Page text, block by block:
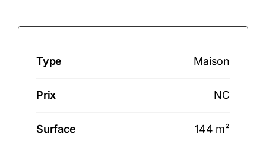
Type Maison
Prix NC
Surface 144 m²